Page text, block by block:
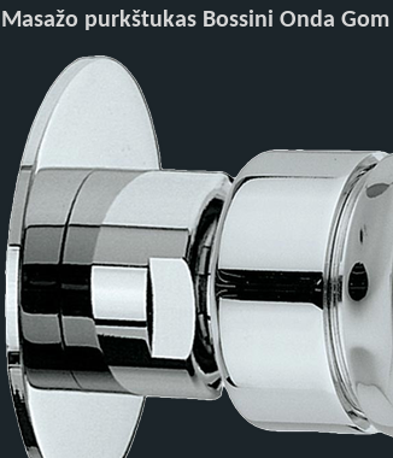
Masažo purkštukas Bossini Onda